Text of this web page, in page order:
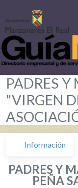
PADRES Y
"VIRGEN
Información
PADRES Y
PEÑA